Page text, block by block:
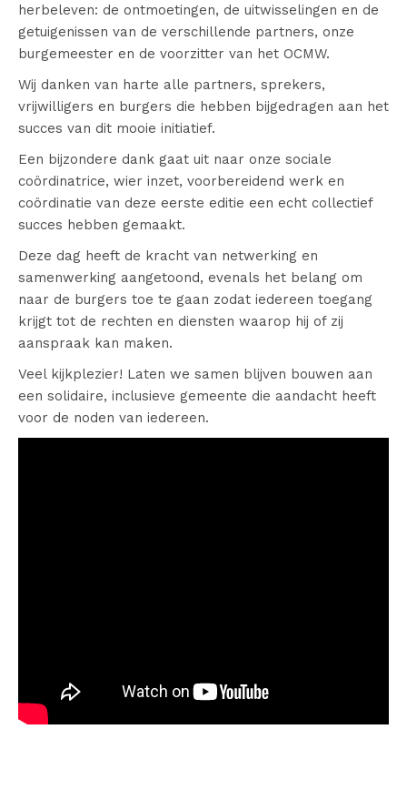
herbeleven: de ontmoetingen, de uitwisselingen en de
getuigenissen van de verschillende partners, onze
burgemeester en de voorzitter van het OCMW.
Wij danken van harte alle partners, sprekers,
vrijwilligers en burgers die hebben bijgedragen aan het
succes van dit mooie initiatief.
Een bijzondere dank gaat uit naar onze sociale
coördinatrice, wier inzet, voorbereidend werk en
coördinatie van deze eerste editie een echt collectief
succes hebben gemaakt.
Deze dag heeft de kracht van netwerking en
samenwerking aangetoond, evenals het belang om
naar de burgers toe te gaan zodat iedereen toegang
krijgt tot de rechten en diensten waarop hij of zij
aanspraak kan maken.
Veel kijkplezier! Laten we samen blijven bouwen aan
een solidaire, inclusieve gemeente die aandacht heeft
voor de noden van iedereen.